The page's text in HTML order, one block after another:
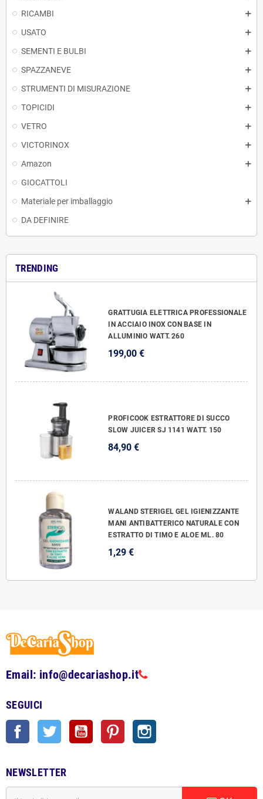
RICAMBI
USATO
SEMENTI E BULBI
SPAZZANEVE
STRUMENTI DI MISURAZIONE
TOPICIDI
VETRO
VICTORINOX
Amazon
GIOCATTOLI
Materiale per imballaggio
DA DEFINIRE
TRENDING
GRATTUGIA ELETTRICA PROFESSIONALE
IN ACCIAIO INOX CON BASE IN
ALLUMINIO WATT. 260
199,00 €
PROFICOOK ESTRATTORE DI SUCCO
SLOW JUICER SJ 1141 WATT. 150
84,90 €
WALAND STERIGEL GEL IGIENIZZANTE
MANI ANTIBATTERICO NATURALE CON
ESTRATTO DI TIMO E ALOE ML. 80
1,29 €
Email: info@decariashop.it
SEGUICI
Facebook Twitter YouTube Pinterest
NEWSLETTER